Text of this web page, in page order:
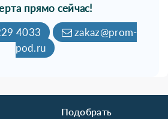
прямо сейчас!
4033
zakaz@prom-
pod.ru
Подобрать